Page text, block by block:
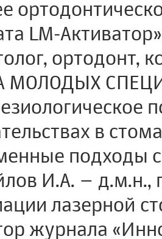
LM-
ортодонт,
МОЛОДЫХ
в
подходы
И.А. – д.м.н.,
лазерной
журнала